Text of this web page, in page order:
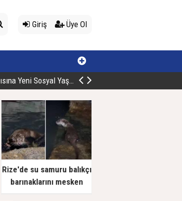
Giriş Üye Ol
Yeni Sosyal Yaşam Alan
Rize'de su samuru balıkçı
barınaklarını mesken